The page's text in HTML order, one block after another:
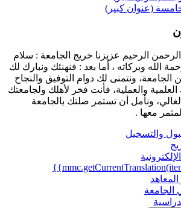
(عنوان كبير)
الرحيم عزيزنا خريج الجامعة : سلام
الله وبركاته ، أما بعد : فنهنئك ونبارك لك
ونتمنى لك دوام التوفيق والنجاح
والعملية، فأنت فخر لأهلك ولجامعتك
ونأمل أن تستمر صلتك بالجامعة
معها .
والتسجيل
المعاهد
الجامعة